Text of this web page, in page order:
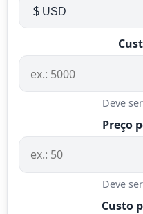
Deve
Preço
Deve
Custo